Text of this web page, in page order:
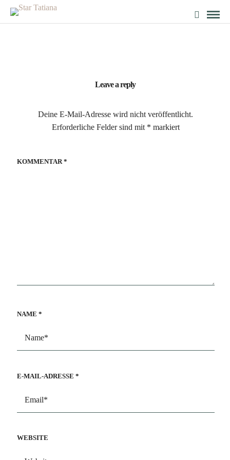
Leave a reply
Deine E-Mail-Adresse wird nicht veröffentlicht.
Erforderliche Felder sind mit * markiert
KOMMENTAR *
NAME *
E-MAIL-ADRESSE *
WEBSITE